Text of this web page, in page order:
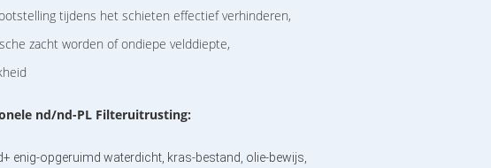
tijdens het schieten effectief verhinderen,
zacht worden of ondiepe velddiepte,
nd/nd-PL Filteruitrusting:
enig-opgeruimd waterdicht, kras-bestand, olie-bewijs,